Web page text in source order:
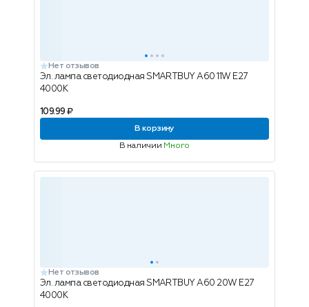
Нет отзывов
Эл. лампа светодиодная SMARTBUY A60 11W E27
4000K
109.99 ₽
В корзину
В наличии Много
Нет отзывов
Эл. лампа светодиодная SMARTBUY A60 20W E27
4000K